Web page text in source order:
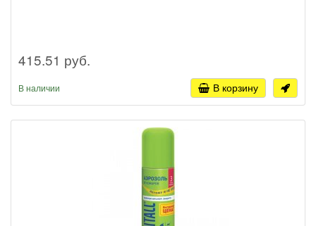
415.51 руб.
В наличии В корзину